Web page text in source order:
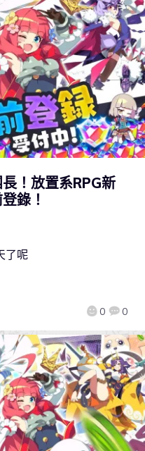
！放置系RPG新
錄！
0 0
了呢